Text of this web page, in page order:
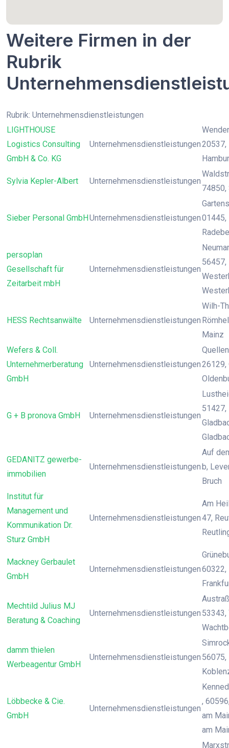
Weitere Firmen in der
Rubrik
Rubrik: Unternehmensdienstleistungen
LIGHTHOUSE
Logistics Consulting
GmbH & Co. KG
Unternehmensdienstleistungen20537,
Sylvia Kepler-Albert Unternehmensdienstleistungen
74850,
Sieber Personal GmbHUnternehmensdienstleistungen01445,
persoplan
Gesellschaft für
Zeitarbeit mbH
Unternehmensdienstleistungen
56457,
HESS Rechtsanwälte Unternehmensdienstleistungen
Wilh-
Mainz
Wefers & Coll.
Unternehmerberatung
GmbH
Unternehmensdienstleistungen26129,
G + B pronova GmbH Unternehmensdienstleistungen
51427,
GEDANITZ gewerbe-
immobilien
Unternehmensdienstleistungen
Auf
b,
Bruch
Institut für
Management und
Kommunikation Dr.
Sturz GmbH
Unternehmensdienstleistungen
Am
47,
Mackney Gerbaulet
GmbH
Unternehmensdienstleistungen60322,
Mechtild Julius MJ
Beratung & Coaching
Unternehmensdienstleistungen 53343,
damm thielen
Werbeagentur GmbH
Unternehmensdienstleistungen 56075,
Löbbecke & Cie.
GmbH
Unternehmensdienstleistungen
,
am
am